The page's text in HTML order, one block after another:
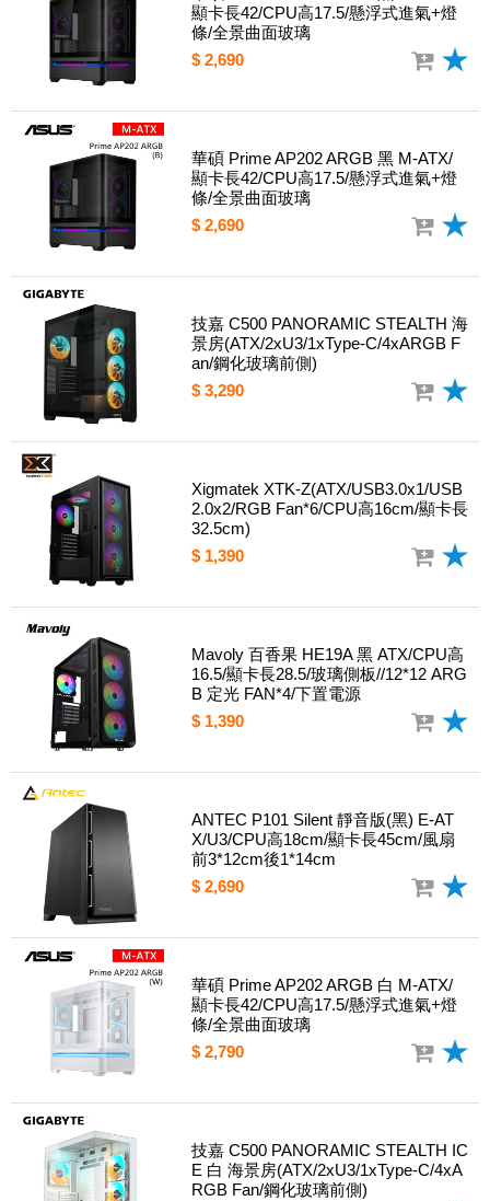
顯卡長42/CPU高17.5/懸浮式進氣+燈
條/全景曲面玻璃
$ 2,690
華碩 Prime AP202 ARGB 黑 M-ATX/
顯卡長42/CPU高17.5/懸浮式進氣+燈
條/全景曲面玻璃
$ 2,690
技嘉 C500 PANORAMIC STEALTH 海
景房(ATX/2xU3/1xType-C/4xARGB F
an/鋼化玻璃前側)
$ 3,290
Xigmatek XTK-Z(ATX/USB3.0x1/USB
2.0x2/RGB Fan*6/CPU高16cm/顯卡長
32.5cm)
$ 1,390
Mavoly 百香果 HE19A 黑 ATX/CPU高
16.5/顯卡長28.5/玻璃側板//12*12 ARG
B 定光 FAN*4/下置電源
$ 1,390
ANTEC P101 Silent 靜音版(黑) E-AT
X/U3/CPU高18cm/顯卡長45cm/風扇
前3*12cm後1*14cm
$ 2,690
華碩 Prime AP202 ARGB 白 M-ATX/
顯卡長42/CPU高17.5/懸浮式進氣+燈
條/全景曲面玻璃
$ 2,790
技嘉 C500 PANORAMIC STEALTH IC
E 白 海景房(ATX/2xU3/1xType-C/4xA
RGB Fan/鋼化玻璃前側)